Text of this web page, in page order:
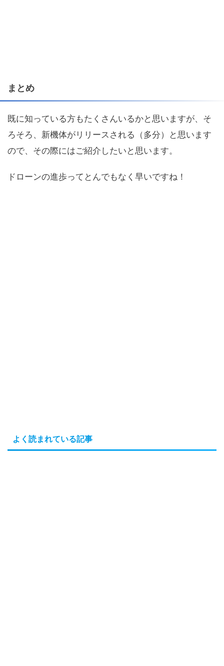
まとめ
既に知っている方もたくさんいるかと思いますが、そ
ろそろ、新機体がリリースされる（多分）と思います
ので、その際にはご紹介したいと思います。
ドローンの進歩ってとんでもなく早いですね！
よく読まれている記事